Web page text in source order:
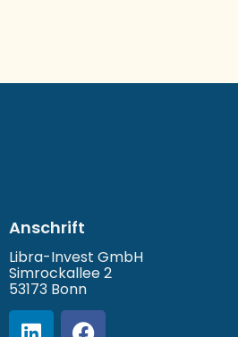
Anschrift
Libra-Invest GmbH
Simrockallee 2
53173 Bonn